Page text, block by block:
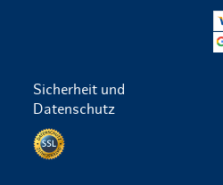
Sicherheit und
Datenschutz